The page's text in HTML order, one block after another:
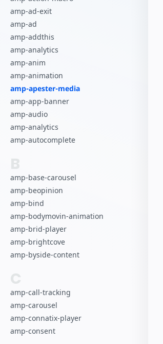
amp-ad-exit
amp-ad
amp-addthis
amp-analytics
amp-anim
amp-animation
amp-apester-media
amp-app-banner
amp-audio
amp-analytics
amp-autocomplete
B
amp-base-carousel
amp-beopinion
amp-bind
amp-bodymovin-animation
amp-brid-player
amp-brightcove
amp-byside-content
C
amp-call-tracking
amp-carousel
amp-connatix-player
amp-consent